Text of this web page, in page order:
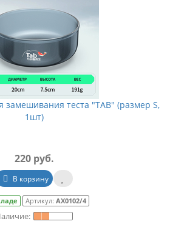
замешивания теста "TAB" (размер S,
1шт)
220 руб.
В корзину
Артикул: АХ0102/4